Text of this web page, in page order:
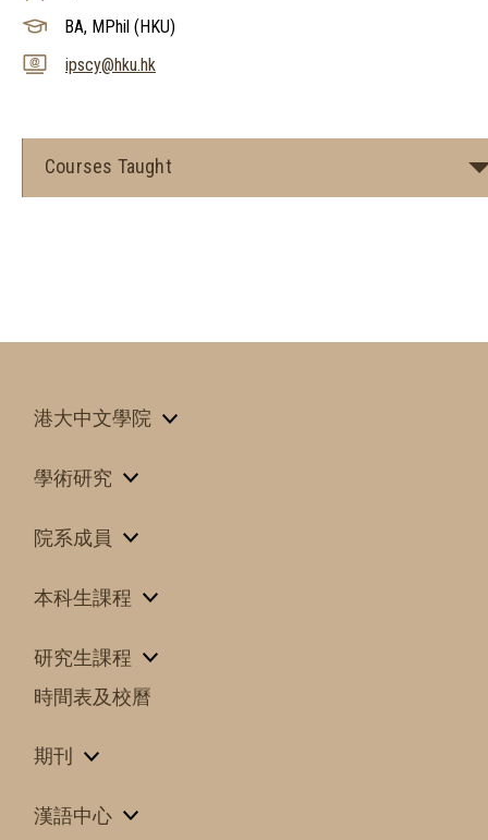
BA, MPhil (HKU)
ipscy@hku.hk
Courses Taught
港大中文學院
學術研究
院系成員
本科生課程
研究生課程
時間表及校曆
期刊
漢語中心